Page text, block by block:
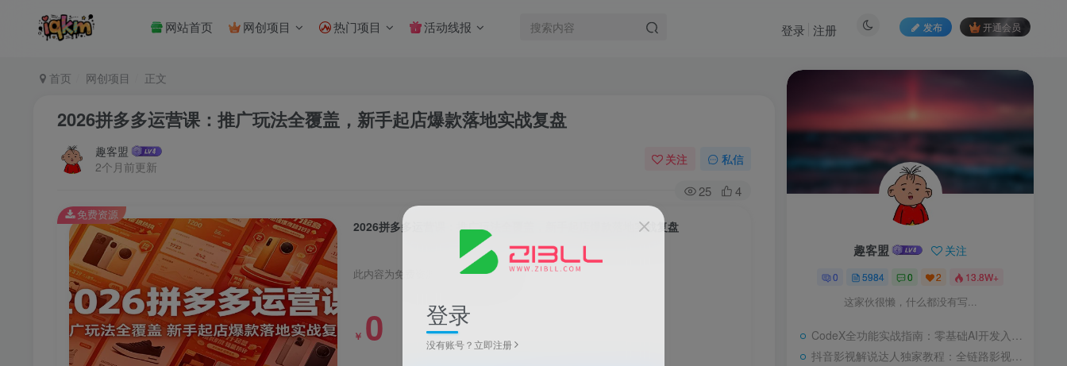
网站首页 网创项目 热门项目 活动线报 发布 开通会员
登录 注册
首页 网创项目 正文
2026拼多多运营课：推广玩法全覆盖，新手起店爆款落地实战复盘
趣客盟
2个月前更新
关注 私信
25 4
2026拼多多运营课：推广玩法全覆盖，新手起店爆款落地实战复盘
此内容为免费资源，请登录后查看
￥ 0
免费资源
趣客盟 关注
0 5984 0 2 13.8W+
这家伙很懒，什么都没有写...
CodeX全功能实战指南：零基础AI开发入门，从部署到高阶项目一键落地教程
抖音影视解说达人独家教程：全链路影视解说盈利秘籍，选剧技巧+文案模板+AI应用+剪辑配音+封面制作，开启高收益之旅
登录
没有账号？立即注册